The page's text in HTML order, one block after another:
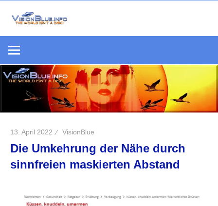
Inhalt
springen
Welt
keine
Scheibe
13. April 2022 VisionBlue
Die Umkehrung der Nähe durch
sinnfreien maskierten Abstand